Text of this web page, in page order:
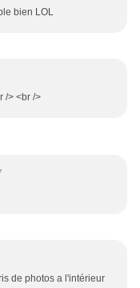
bien LOL
/> <br />
de photos a l'intérieur